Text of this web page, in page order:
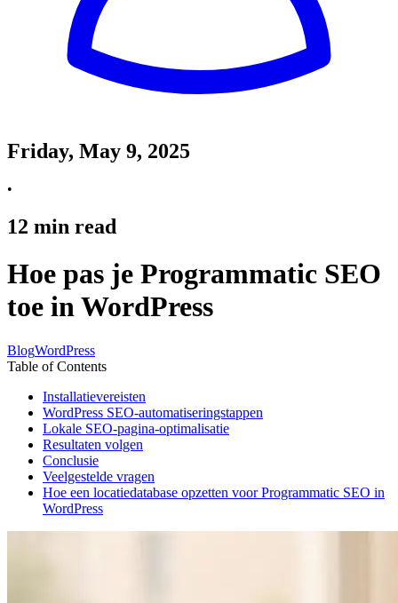
Friday, May 9, 2025
•
12 min read
Hoe pas je Programmatic SEO
toe in WordPress
BlogWordPress
Table of Contents
Installatievereisten
WordPress SEO-automatiseringstappen
Lokale SEO-pagina-optimalisatie
Resultaten volgen
Conclusie
Veelgestelde vragen
Hoe een locatiedatabase opzetten voor Programmatic SEO in
WordPress